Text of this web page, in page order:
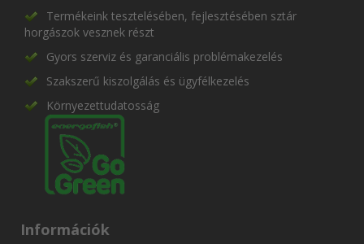
Termékeink tesztelésében, fejlesztésében sztár
horgászok vesznek részt
Gyors szerviz és garanciális problémakezelés
Szakszerű kiszolgálás és ügyfélkezelés
Környezettudatosság
Információk